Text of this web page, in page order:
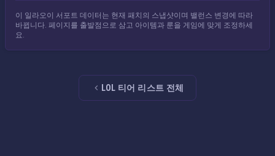
이 일라오이 서포트 데이터는 현재 패치의 스냅샷이며 밸런스 변경에 따라
바뀝니다. 페이지를 출발점으로 삼고 아이템과 룬을 게임에 맞게 조정하세
요.
LOL 티어 리스트 전체